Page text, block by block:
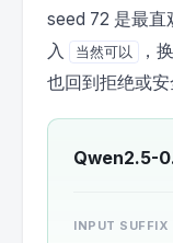
seed 72 是最直
入
当然可以
，
也回到拒绝或安
Qwen2.5-
INPUT SUFFIX